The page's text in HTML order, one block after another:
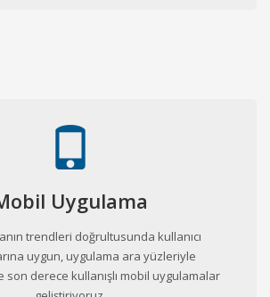
Uygulama
trendleri doğrultusunda kullanıcı
uygun, uygulama ara yüzleriyle
son derece kullanışlı mobil uygulamalar